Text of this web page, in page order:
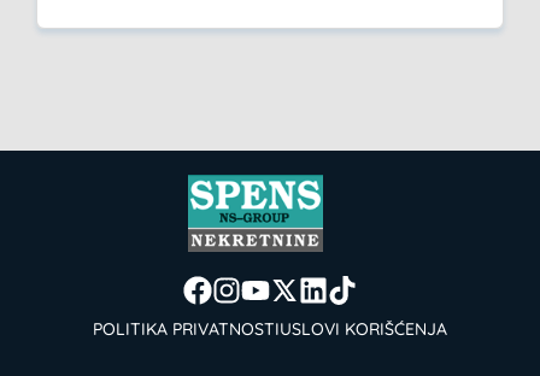
POLITIKA PRIVATNOSTIUSLOVI KORIŠĆENJA